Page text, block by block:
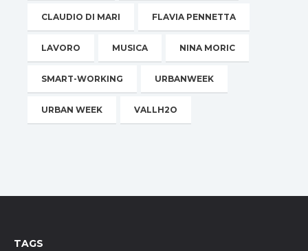
CLAUDIO DI MARI FLAVIA PENNETTA
LAVORO MUSICA NINA MORIC
SMART-WORKING URBANWEEK
URBAN WEEK VALLH2O
TAGS